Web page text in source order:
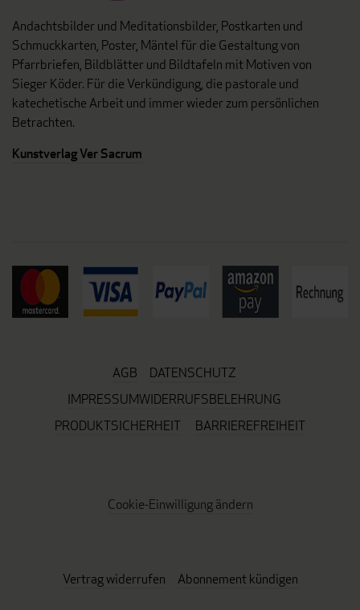
Andachtsbilder und Meditationsbilder, Postkarten und
Schmuckkarten, Poster, Mäntel für die Gestaltung von
Pfarrbriefen, Bildblätter und Bildtafeln mit Motiven von
Sieger Köder. Für die Verkündigung, die pastorale und
katechetische Arbeit und immer wieder zum persönlichen
Betrachten.
Kunstverlag Ver Sacrum
AGB
DATENSCHUTZ
IMPRESSUMWIDERRUFSBELEHRUNG
PRODUKTSICHERHEIT
BARRIEREFREIHEIT
Cookie-Einwilligung ändern
Vertrag widerrufen Abonnement kündigen